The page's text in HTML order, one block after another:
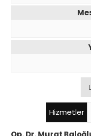
Hizmetler